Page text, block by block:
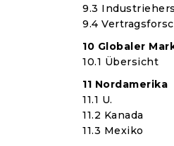
9.3
9.4
10 Globaler
10.1 Übersicht
11 Nordamerika
11.1 U.
11.2 Kanada
11.3 Mexiko